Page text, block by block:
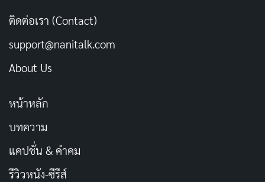
งานภาพของซีรีส์ใช้โทนสีเย็นเป็นหลัก สะท้อนความห่าง
เหินของตัวละครและความหนาวเย็นของโรงพยาบาลที่
กลายเป็นสนามรบระหว่างหลักจริยธรรมทางการแพทย์กับ
ถูกกำกับให้รู้สึกกดดันและหายใจไม่ทั่วท้อง การตัดสินใจ
กช็อตด้วยไฟฟ้าช็อตหลังจากนำเงินค่าไถ่ไปถึงจุดนัดหมาย
คนดูจะรู้สึกได้ทันทีว่านี่ไม่ใช่แค่
ติดต่อเรา (Contact)
support@nanitalk.com
About Us
หน้าหลัก
บทความ
แคปชั่น & คำคม
รีวิวหนัง-ซีรีส์